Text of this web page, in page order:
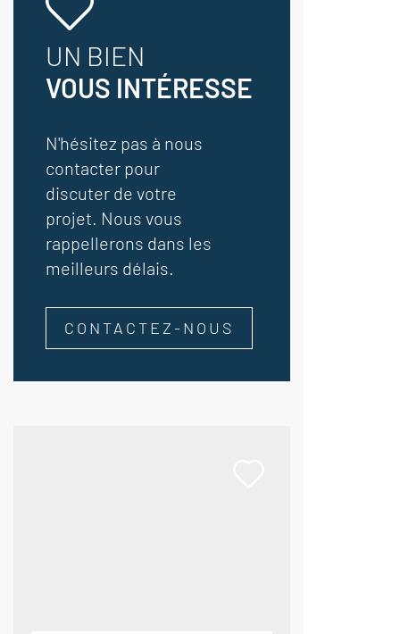
UN BIEN
VOUS INTÉRESSE
N'hésitez pas à nous
contacter pour
discuter de votre
projet. Nous vous
rappellerons dans les
meilleurs délais.
CONTACTEZ-NOUS